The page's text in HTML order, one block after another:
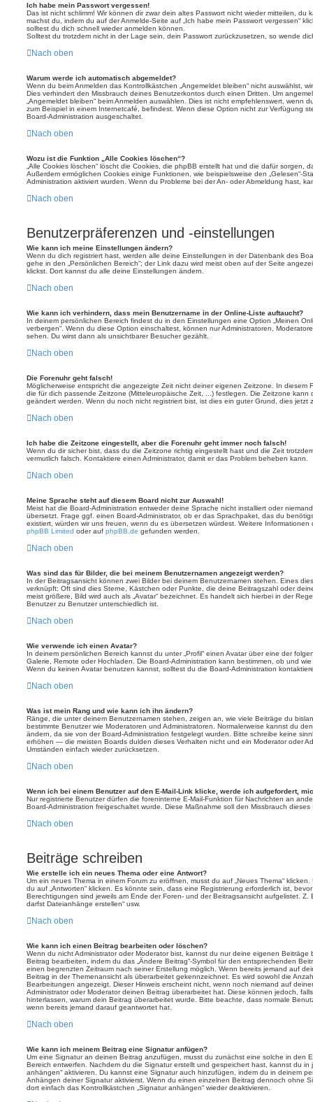
Ich habe mein Passwort vergessen!
Das ist nicht schlimm! Wir können dir zwar dein altes Passwort nicht wieder mitteilen, du
machst du, indem du auf der Anmelde-Seite auf „Ich habe mein Passwort vergessen“
solltest du dich schnell wieder anmelden können.
Solltest du trotzdem nicht in der Lage sein, dein Passwort zurückzusetzen, so wende
Nach oben
Warum werde ich automatisch abgemeldet?
Wenn du beim Anmelden das Kontrollkästchen „Angemeldet bleiben“ nicht auswählst,
Dies verhindert den Missbrauch deines Benutzerkontos durch einen Dritten. Um
„Angemeldet bleiben“ beim Anmelden auswählen. Dies ist nicht empfehlenswert, wenn
zum Beispiel in einem Internetcafé, befindest. Wenn diese Option nicht zur Verfügung
Board-Administration ausgeschaltet.
Nach oben
Wozu ist die Funktion „Alle Cookies löschen“?
„Alle Cookies löschen“ löscht die Cookies, die phpBB erstellt hat und die dafür sorgen,
Außerdem ermöglichen Cookies einige Funktionen, wie beispielsweise den „Gelesen“-
Administration aktiviert wurden. Wenn du Probleme bei der An- oder Abmeldung hast,
Nach oben
Benutzerpräferenzen und -einstellungen
Wie kann ich meine Einstellungen ändern?
Wenn du dich registriert hast, werden alle deine Einstellungen in der Datenbank des
gehe in den „Persönlichen Bereich“; der Link dazu wird meist oben auf der Seite
klickst. Dort kannst du alle deine Einstellungen ändern.
Nach oben
Wie kann ich verhindern, dass mein Benutzername in der Online-Liste auftaucht?
In deinem persönlichen Bereich findest du in den Einstellungen eine Option „Meinen
verbergen“. Wenn du diese Option einschaltest, können nur Administratoren,
sehen. Du wirst dann als unsichtbarer Besucher gezählt.
Nach oben
Die Forenuhr geht falsch!
Möglicherweise entspricht die angezeigte Zeit nicht deiner eigenen Zeitzone. In diesem
die für dich passende Zeitzone (Mitteleuropäische Zeit, ...) festlegen. Die Zeitzone kann
geändert werden. Wenn du noch nicht registriert bist, ist dies ein guter Grund, dies jetzt
Nach oben
Ich habe die Zeitzone eingestellt, aber die Forenuhr geht immer noch falsch!
Wenn du dir sicher bist, dass du die Zeitzone richtig eingestellt hast und die Zeit
vermutlich falsch. Kontaktiere einen Administrator, damit er das Problem beheben kann.
Nach oben
Meine Sprache steht auf diesem Board nicht zur Auswahl!
Meist hat die Board-Administration entweder deine Sprache nicht installiert oder
übersetzt. Frage ggf. einen Board-Administrator, ob er das Sprachpaket, das du
existiert, würden wir uns freuen, wenn du es übersetzen würdest. Weitere
phpBB Limited oder auf phpBB.de gefunden werden.
Nach oben
Was sind das für Bilder, die bei meinem Benutzernamen angezeigt werden?
In der Beitragsansicht können zwei Bilder bei deinem Benutzernamen stehen. Eines
verknüpft: Oft sind dies Sterne, Kästchen oder Punkte, die deine Beitragszahl oder
meist größere, Bild wird auch als „Avatar“ bezeichnet. Es handelt sich hierbei in der
Benutzer zu Benutzer unterschiedlich ist.
Nach oben
Wie verwende ich einen Avatar?
In deinem persönlichen Bereich kannst du unter „Profil“ einen Avatar über eine der
Galerie, Remote oder Hochladen. Die Board-Administration kann bestimmen, ob und
Wenn du keinen Avatar benutzen kannst, solltest du die Board-Administration
Nach oben
Was ist mein Rang und wie kann ich ihn ändern?
Ränge, die unter deinem Benutzernamen stehen, zeigen an, wie viele Beiträge du
bestimmte Benutzer wie Moderatoren und Administratoren. Normalerweise kannst du
ändern, da sie von der Board-Administration festgelegt wurden. Bitte schreibe keine
erhöhen — die meisten Boards dulden dieses Verhalten nicht und ein Moderator oder
Umständen einfach wieder zurücksetzen.
Nach oben
Wenn ich bei einem Benutzer auf den E-Mail-Link klicke, werde ich aufgefordert,
Nur registrierte Benutzer dürfen die foreninterne E-Mail-Funktion für Nachrichten an
Board-Administration freigeschaltet wurde. Diese Maßnahme soll den Missbrauch
Nach oben
Beiträge schreiben
Wie erstelle ich ein neues Thema oder eine Antwort?
Um ein neues Thema in einem Forum zu eröffnen, musst du auf „Neues Thema“
du auf „Antworten“ klicken. Es könnte sein, dass eine Registrierung erforderlich ist,
Berechtigungen sind jeweils am Ende der Foren- und der Beitragsansicht aufgelistet. Z.
darfst Dateianhänge erstellen“ usw.
Nach oben
Wie kann ich einen Beitrag bearbeiten oder löschen?
Wenn du nicht Administrator oder Moderator bist, kannst du nur deine eigenen
Beitrag bearbeiten, indem du das „Ändere Beitrag“-Symbol für den entsprechenden
einen begrenzten Zeitraum nach seiner Erstellung möglich. Wenn bereits jemand auf
Beitrag in der Themenansicht als überarbeitet gekennzeichnet. Es wird sowohl die
Bearbeitungen angezeigt. Dieser Hinweis erscheint nicht, wenn noch niemand auf
Administrator oder Moderator deinen Beitrag überarbeitet hat. Diese können jedoch,
hinterlassen, warum dein Beitrag überarbeitet wurde. Bitte beachte, dass normale
wenn bereits jemand darauf geantwortet hat.
Nach oben
Wie kann ich meinem Beitrag eine Signatur anfügen?
Um eine Signatur an deinen Beitrag anzufügen, musst du zunächst eine solche in den
Bereich entwerfen. Nachdem du die Signatur erstellt und gespeichert hast, kannst du in
anhängen“ aktivieren. Du kannst eine Signatur auch hinzufügen, indem du in deinem
Anhängen deiner Signatur aktivierst. Wenn du einen einzelnen Beitrag dennoch ohne
dort einfach das Kontrollkästchen „Signatur anhängen“ wieder deaktivieren.